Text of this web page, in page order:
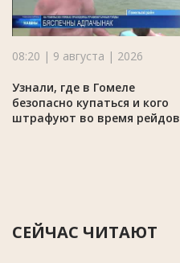
08:20 | 9 августа | 2026
Узнали, где в Гомеле
безопасно купаться и кого
штрафуют во время рейдов
СЕЙЧАС ЧИТАЮТ